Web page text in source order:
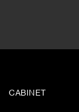
CABINET